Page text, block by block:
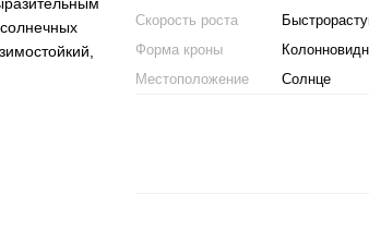
Скорость роста
Форма кроны
Местоположение
Солнце